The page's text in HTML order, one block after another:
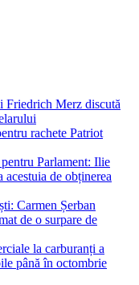
Friedrich Merz discută
rachete Patriot
Parlament: Ilie
de obținerea
Carmen Șerban
de o surpare de
la carburanți a
până în octombrie